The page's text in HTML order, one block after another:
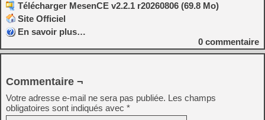
Télécharger MesenCE v2.2.1 r20260806 (69.8 Mo)
Site Officiel
En savoir plus…
0 commentaire
Commentaire ¬
Votre adresse e-mail ne sera pas publiée. Les champs
obligatoires sont indiqués avec *